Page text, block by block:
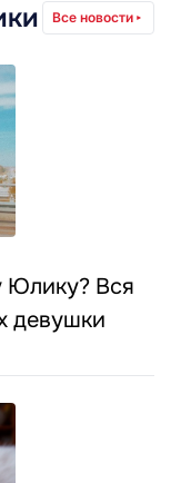
Все новости
Юлику? Вся
девушки